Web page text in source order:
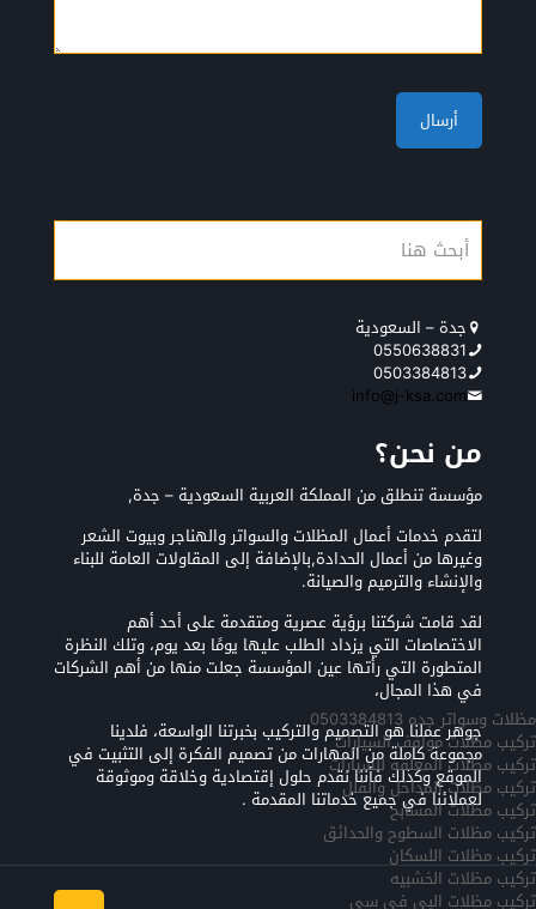
جدة – السعودية
0550638831
0503384813
info@j-ksa.com
من نحن؟
مؤسسة تنطلق من المملكة العربية السعودية – جدة,
لتقدم خدمات أعمال المظلات والسواتر والهناجر وبيوت الشعر
وغيرها من أعمال الحدادة,بالإضافة إلى المقاولات العامة للبناء
والإنشاء والترميم والصيانة.
لقد قامت شركتنا برؤية عصرية ومتقدمة على أحد أهم
الاختصاصات التي يزداد الطلب عليها يومًا بعد يوم، وتلك النظرة
المتطورة التي رأتها عين المؤسسة جعلت منها من أهم الشركات
في هذا المجال،
جوهر عملنا هو التصميم والتركيب بخبرتنا الواسعة، فلدينا
مجموعة كاملة من المهارات من تصميم الفكرة إلى التثبيت في
الموقع وكذلك فأننا نقدم حلول إقتصادية وخلاقة وموثوقة
لعملائنا في جميع خدماتنا المقدمة .
مظلات وسواتر جده 0503384813
تركيب مظلات مواقف السيارات
تركيب مظلات المعلقه للسيارات
تركيب مظلات المداخل والفلل
تركيب مظلات المسابح
تركيب مظلات السطوح والحدائق
تركيب مظلات اللسكان
تركيب مظلات الخشبيه
تركيب مظلات البي في سي